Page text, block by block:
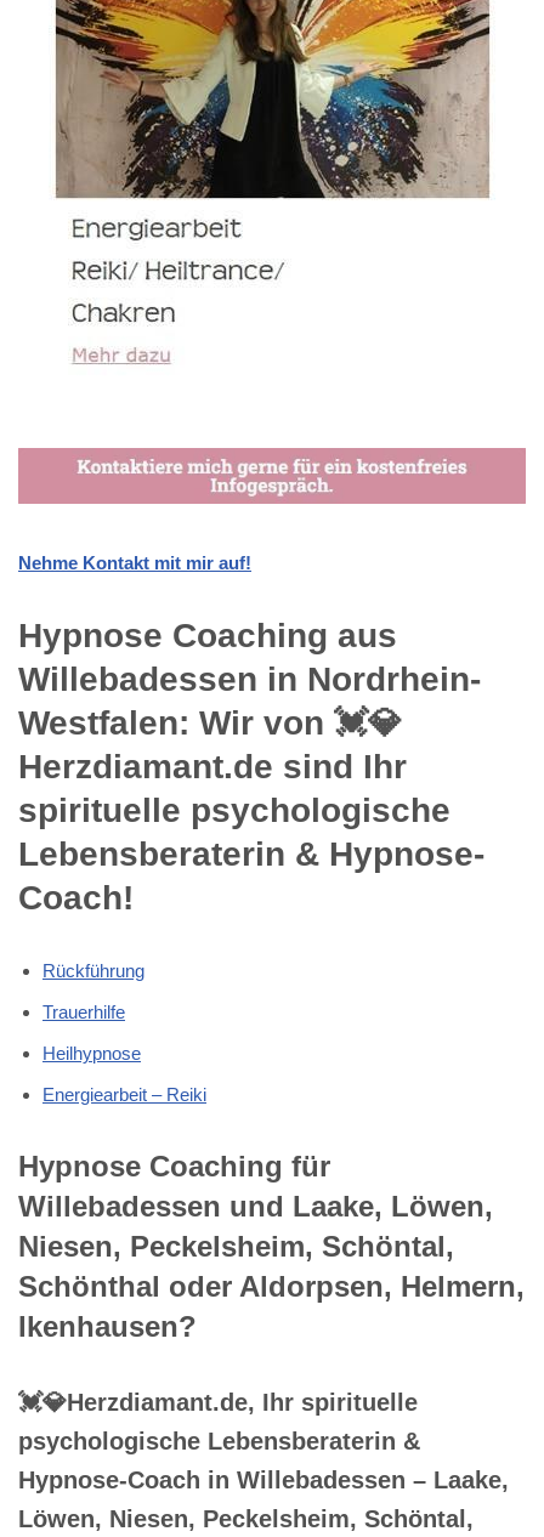
Nehme Kontakt mit mir auf!
Hypnose Coaching aus
Willebadessen in Nordrhein-
Westfalen: Wir von 💓️💎
Herzdiamant.de sind Ihr
spirituelle psychologische
Lebensberaterin & Hypnose-
Coach!
Rückführung
Trauerhilfe
Heilhypnose
Energiearbeit – Reiki
Hypnose Coaching für
Willebadessen und Laake, Löwen,
Niesen, Peckelsheim, Schöntal,
Schönthal oder Aldorpsen, Helmern,
Ikenhausen?
💓️💎Herzdiamant.de, Ihr spirituelle
psychologische Lebensberaterin &
Hypnose-Coach in Willebadessen – Laake,
Löwen, Niesen, Peckelsheim, Schöntal,